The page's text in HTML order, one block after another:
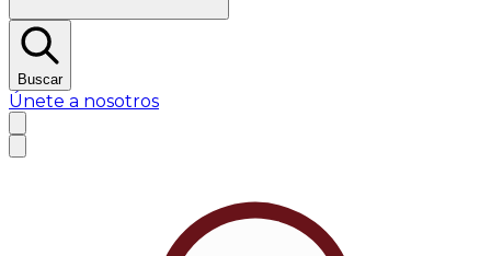
Buscar
Únete a nosotros